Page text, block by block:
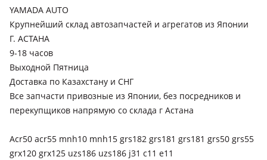
Toyota Crown
2003 - 2008 S180 (CRS/JZS/GRS18/UZS)
Toyota Ipsum
2003 - 2009 2 поколение рестайлинг (M2)
Toyota Mark X
2004 - 2009 1 поколение
YAMADA AUTO
Крупнейший склад автозапчастей и агрегатов из Японии
Г. АСТАНА
9-18 часов
Выходной Пятница
Доставка по Казахстану и СНГ
Все запчасти привозные из Японии, без посредников и
перекупщиков напрямую со склада г Астана
Acr50 acr55 mnh10 mnh15 grs182 grs181 grs181 grs50 grs55
grx120 grx125 uzs186 uzs186 j31 c11 e11